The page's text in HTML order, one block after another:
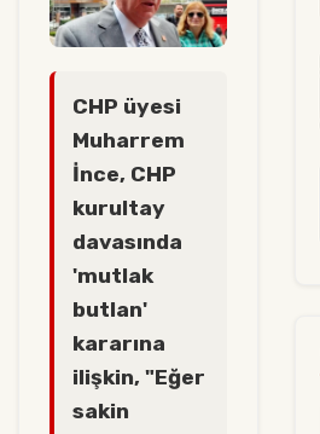
CHP üyesi
Muharrem
İnce, CHP
kurultay
davasında
'mutlak
butlan'
kararına
ilişkin, "Eğer
sakin